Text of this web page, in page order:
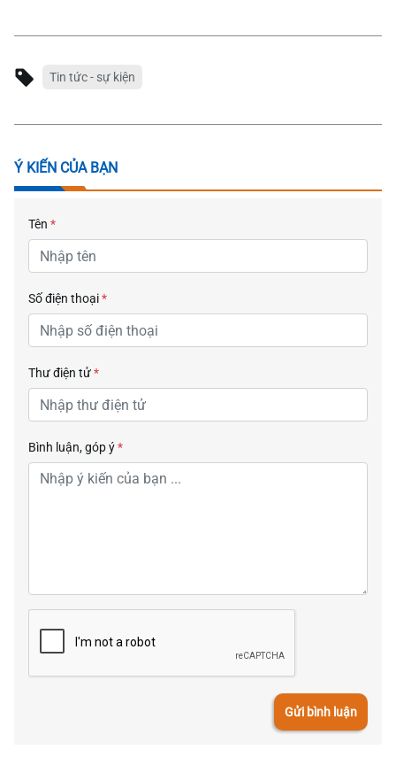
Tin tức - sự kiện
Ý KIẾN CỦA BẠN
Tên *
Số điện thoại*
Thư điện tử*
Bình luận, góp ý*
Gửi bình luận